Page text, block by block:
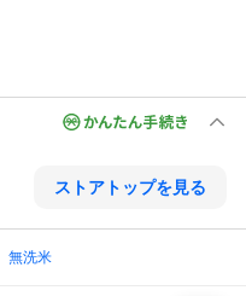
ストアトップを見る
無洗米